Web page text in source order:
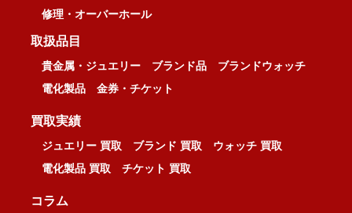
修理・オーバーホール
取扱品目
貴金属・ジュエリー ブランド品
ブランドウォッチ
電化製品
金券・チケット
買取実績
ジュエリー 買取 ブランド 買取
ウォッチ 買取
電化製品 買取
チケット 買取
コラム